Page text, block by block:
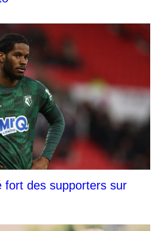
fort des supporters sur